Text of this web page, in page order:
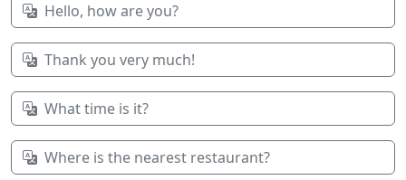
Hello, how are you?
Thank you very much!
What time is it?
Where is the nearest restaurant?